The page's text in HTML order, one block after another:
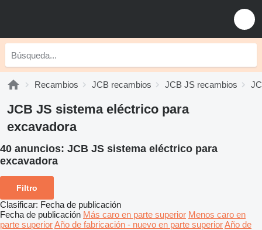
Recambios JCB recambios JCB JS recambios
JCB JS sistema eléctrico para
excavadora
40 anuncios: JCB JS sistema eléctrico para
excavadora
Filtro
Clasificar: Fecha de publicación
Fecha de publicación Más caro en parte superior Menos caro en
parte superiorAño de fabricación - nuevo en parte superiorAño de